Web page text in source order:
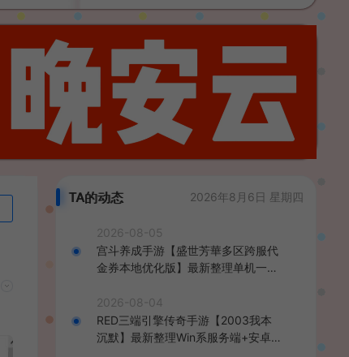
TA的动态 2026年8月6日 星期四
2026-08-05
宫斗养成手游【盛世芳華多区跨服代
金券本地优化版】最新整理单机一键
后台+安卓+详细搭建教程
2026-08-04
RED三端引擎传奇手游【2003我本
沉默】最新整理Win系服务端+安卓苹